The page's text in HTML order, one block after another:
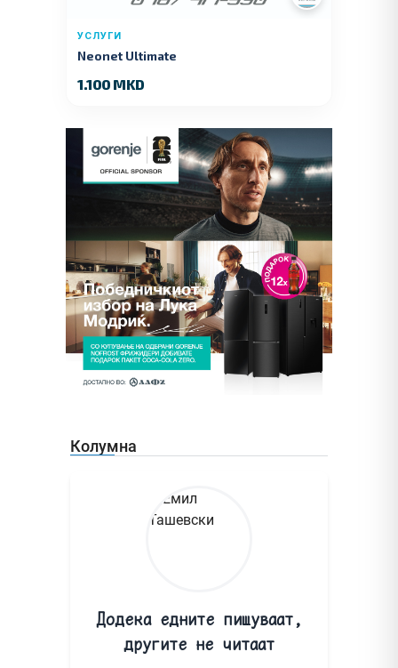
УСЛУГИ
Neonet Ultimate
1.100 MKD
Колумна
Додека едните пишуваат,
другите не читаат